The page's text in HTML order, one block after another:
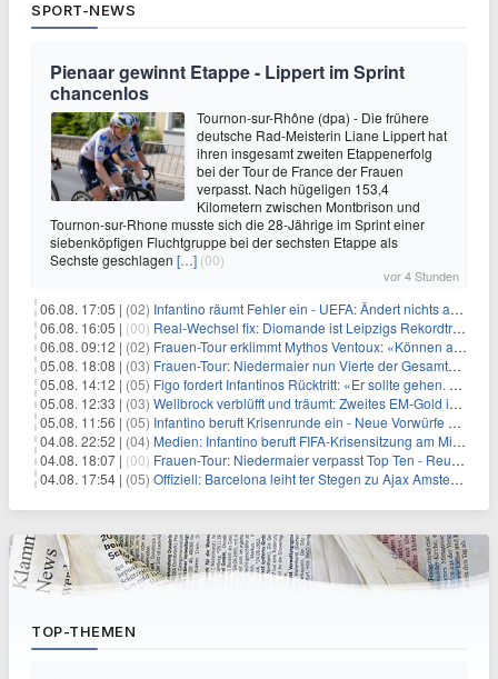
SPORT-NEWS
Pienaar gewinnt Etappe - Lippert im Sprint
chancenlos
Tournon-sur-Rhône (dpa) - Die frühere
deutsche Rad-Meisterin Liane Lippert hat
ihren insgesamt zweiten Etappenerfolg
bei der Tour de France der Frauen
verpasst. Nach hügeligen 153,4
Kilometern zwischen Montbrison und
Tournon-sur-Rhone musste sich die 28-Jährige im Sprint einer
siebenköpfigen Fluchtgruppe bei der sechsten Etappe als
Sechste geschlagen […] (00)
vor 4 Stunden
06.08. 17:05 | (02) Infantino räumt Fehler ein - UEFA: Ändert nichts an Boykott
06.08. 16:05 | (00) Real-Wechsel fix: Diomande ist Leipzigs Rekordtransfer
06.08. 09:12 | (02) Frauen-Tour erklimmt Mythos Ventoux: «Können alles schaffen»
05.08. 18:08 | (03) Frauen-Tour: Niedermaier nun Vierte der Gesamtwertung
05.08. 14:12 | (05) Figo fordert Infantinos Rücktritt: «Er sollte gehen. Jetzt»
05.08. 12:33 | (03) Wellbrock verblüfft und träumt: Zweites EM-Gold in Paris
05.08. 11:56 | (05) Infantino beruft Krisenrunde ein - Neue Vorwürfe gegen FIFA
04.08. 22:52 | (04) Medien: Infantino beruft FIFA-Krisensitzung am Mittwoch ein
04.08. 18:07 | (00) Frauen-Tour: Niedermaier verpasst Top Ten - Reusser siegt
04.08. 17:54 | (05) Offiziell: Barcelona leiht ter Stegen zu Ajax Amsterdam aus
TOP-THEMEN